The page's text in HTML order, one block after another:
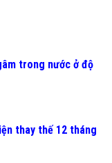
trong nước ở độ
thay thế 12 tháng